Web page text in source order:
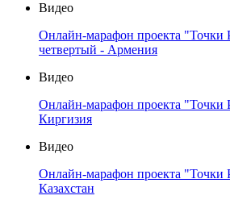
Видео
Онлайн-марафон проекта "Точки
четвертый - Армения
Видео
Онлайн-марафон проекта "Точки
Киргизия
Видео
Онлайн-марафон проекта "Точки
Казахстан